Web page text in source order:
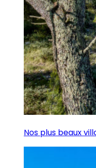
Nos plus beaux